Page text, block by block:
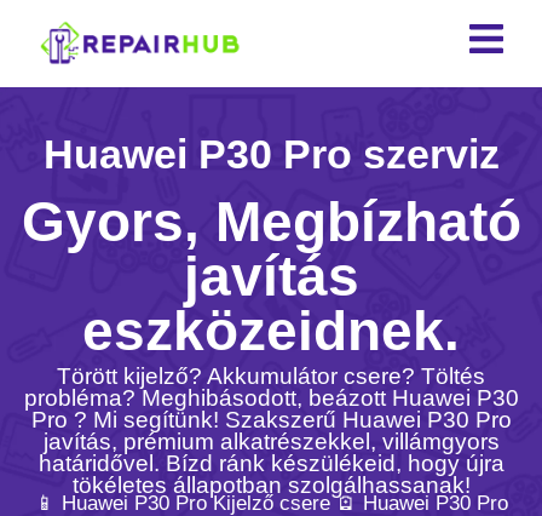
Huawei P30 Pro szerviz
Gyors, Megbízható
javítás
eszközeidnek.
Törött kijelző? Akkumulátor csere? Töltés
probléma? Meghibásodott, beázott Huawei P30
Pro ? Mi segítünk! Szakszerű Huawei P30 Pro
javítás, prémium alkatrészekkel, villámgyors
határidővel. Bízd ránk készülékeid, hogy újra
tökéletes állapotban szolgálhassanak!
📱 Huawei P30 Pro Kijelző csere 🪫 Huawei P30 Pro